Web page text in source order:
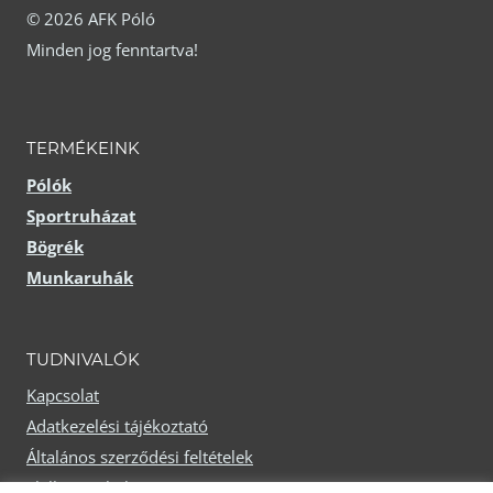
választhatók
ki
© 2026 AFK Póló
Minden jog fenntartva!
TERMÉKEINK
Pólók
Sportruházat
Bögrék
Munkaruhák
TUDNIVALÓK
Kapcsolat
Adatkezelési tájékoztató
Általános szerződési feltételek
Elállási nyilatkozat